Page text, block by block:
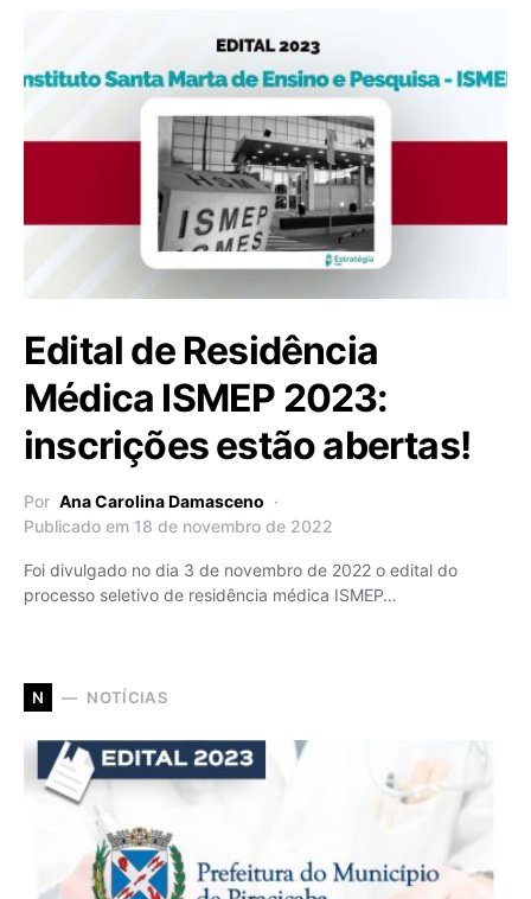
Edital de Residência
Médica ISMEP 2023:
inscrições estão abertas!
Por Ana Carolina Damasceno
Publicado em 18 de novembro de 2022
Foi divulgado no dia 3 de novembro de 2022 o edital do
processo seletivo de residência médica ISMEP…
N NOTÍCIAS